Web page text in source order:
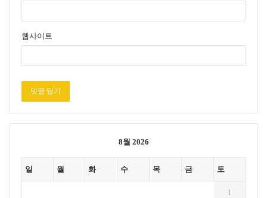
웹사이트
8월 2026
일 월 화 수 목 금 토
1